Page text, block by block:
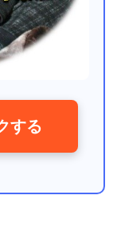
する